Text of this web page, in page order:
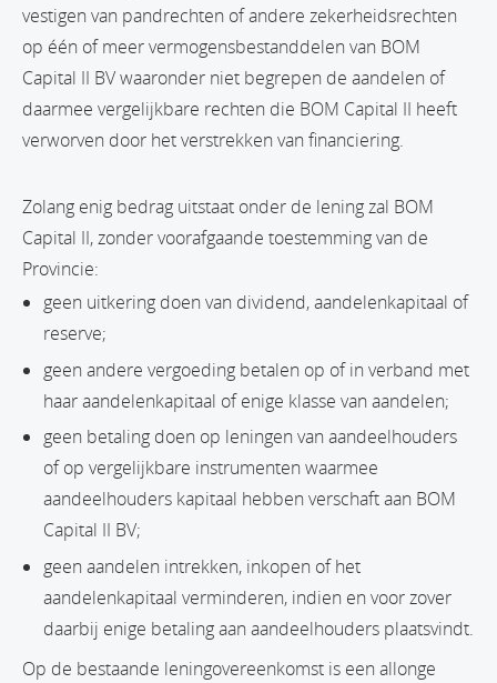
vestigen van pandrechten of andere zekerheidsrechten
op één of meer vermogensbestanddelen van BOM
Capital II BV waaronder niet begrepen de aandelen of
daarmee vergelijkbare rechten die BOM Capital II heeft
verworven door het verstrekken van financiering.
Zolang enig bedrag uitstaat onder de lening zal BOM
Capital II, zonder voorafgaande toestemming van de
Provincie:
geen uitkering doen van dividend, aandelenkapitaal of
reserve;
geen andere vergoeding betalen op of in verband met
haar aandelenkapitaal of enige klasse van aandelen;
geen betaling doen op leningen van aandeelhouders
of op vergelijkbare instrumenten waarmee
aandeelhouders kapitaal hebben verschaft aan BOM
Capital II BV;
geen aandelen intrekken, inkopen of het
aandelenkapitaal verminderen, indien en voor zover
daarbij enige betaling aan aandeelhouders plaatsvindt.
Op de bestaande leningovereenkomst is een allonge